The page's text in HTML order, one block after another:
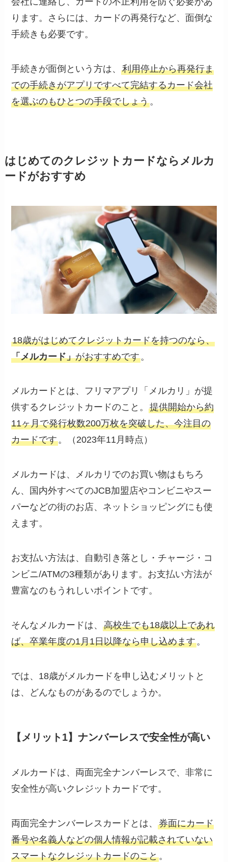
ります。さらには、カードの再発行など、面倒な
手続きも必要です。
手続きが面倒という方は、利用停止から再発行ま
での手続きがアプリですべて完結するカード会社
を選ぶのもひとつの手段でしょう。
はじめてのクレジットカードならメルカ
ードがおすすめ
18歳がはじめてクレジットカードを持つのなら、
「メルカード」がおすすめです。
メルカードとは、フリマアプリ「メルカリ」が提
供するクレジットカードのこと。提供開始から約
11ヶ月で発行枚数200万枚を突破した、今注目の
カードです。（2023年11月時点）
メルカードは、メルカリでのお買い物はもちろ
ん、国内外すべてのJCB加盟店やコンビニやスー
パーなどの街のお店、ネットショッピングにも使
えます。
お支払い方法は、自動引き落とし・チャージ・コ
ンビニ/ATMの3種類があります。お支払い方法が
豊富なのもうれしいポイントです。
そんなメルカードは、高校生でも18歳以上であれ
ば、卒業年度の1月1日以降なら申し込めます。
では、18歳がメルカードを申し込むメリットと
は、どんなものがあるのでしょうか。
【メリット1】ナンバーレスで安全性が高い
メルカードは、両面完全ナンバーレスで、非常に
安全性が高いクレジットカードです。
両面完全ナンバーレスカードとは、券面にカード
番号や名義人などの個人情報が記載されていない
スマートなクレジットカードのこと。